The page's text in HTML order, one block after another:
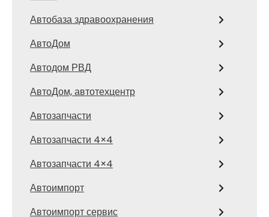
Автобаза здравоохранения
АвтоДом
Автодом РВД
АвтоДом, автотехцентр
Автозапчасти
Автозапчасти 4×4
Автозапчасти 4×4
Автоимпорт
Автоимпорт сервис